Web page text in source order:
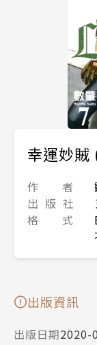
幸運妙賊
作 者
出 版 社
格 式
出版資訊
出版日期2020-